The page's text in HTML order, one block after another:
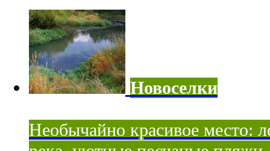
Новоселки
Необычайно красивое место: